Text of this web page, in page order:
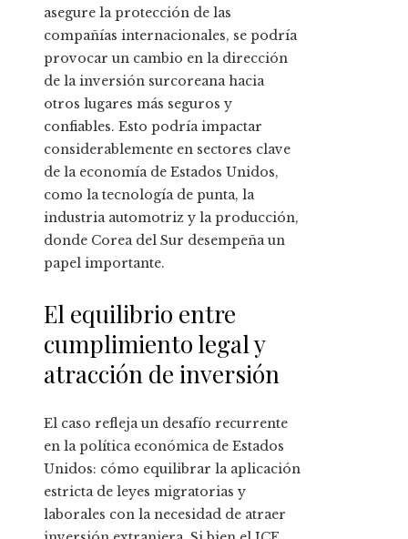
asegure la protección de las
compañías internacionales, se podría
provocar un cambio en la dirección
de la inversión surcoreana hacia
otros lugares más seguros y
confiables. Esto podría impactar
considerablemente en sectores clave
de la economía de Estados Unidos,
como la tecnología de punta, la
industria automotriz y la producción,
donde Corea del Sur desempeña un
papel importante.
El equilibrio entre
cumplimiento legal y
atracción de inversión
El caso refleja un desafío recurrente
en la política económica de Estados
Unidos: cómo equilibrar la aplicación
estricta de leyes migratorias y
laborales con la necesidad de atraer